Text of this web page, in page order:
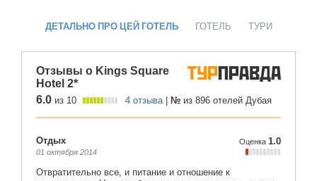
ДЕТАЛЬНО ПРО ЦЕЙ ГОТЕЛЬ ГОТЕЛЬ ТУРИ